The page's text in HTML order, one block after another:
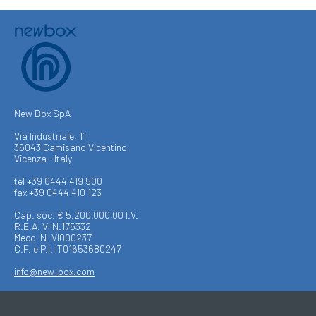
New Box SpA
Via Industriale, 11
36043 Camisano Vicentino
Vicenza - Italy
tel +39 0444 419 500
fax +39 0444 410 123
Cap. soc. € 5.200.000,00 I.V.
R.E.A. VI N.175332
Mecc. N. VI000237
C.F. e P.I. IT01653680247
info@new-box.com